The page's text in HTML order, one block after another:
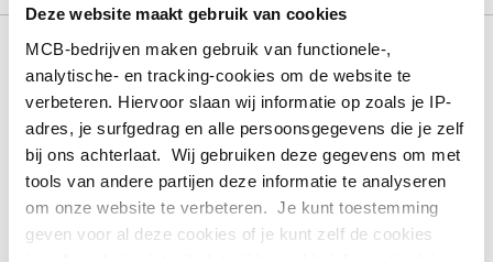
Deze website maakt gebruik van cookies
MCB-bedrijven maken gebruik van functionele-,
analytische- en tracking-cookies om de website te
verbeteren. Hiervoor slaan wij informatie op zoals je IP-
adres, je surfgedrag en alle persoonsgegevens die je zelf
bij ons achterlaat. Wij gebruiken deze gegevens om met
tools van andere partijen deze informatie te analyseren
om onze website te verbeteren. Je kunt toestemming
geven voor al deze cookies of je kunt zelf de cookies
Bruto prijslijst: Rvs lap joint
flens 316L ASTM A 182
Prijzen per Euro per: 1 Stuks
Artikelnummer